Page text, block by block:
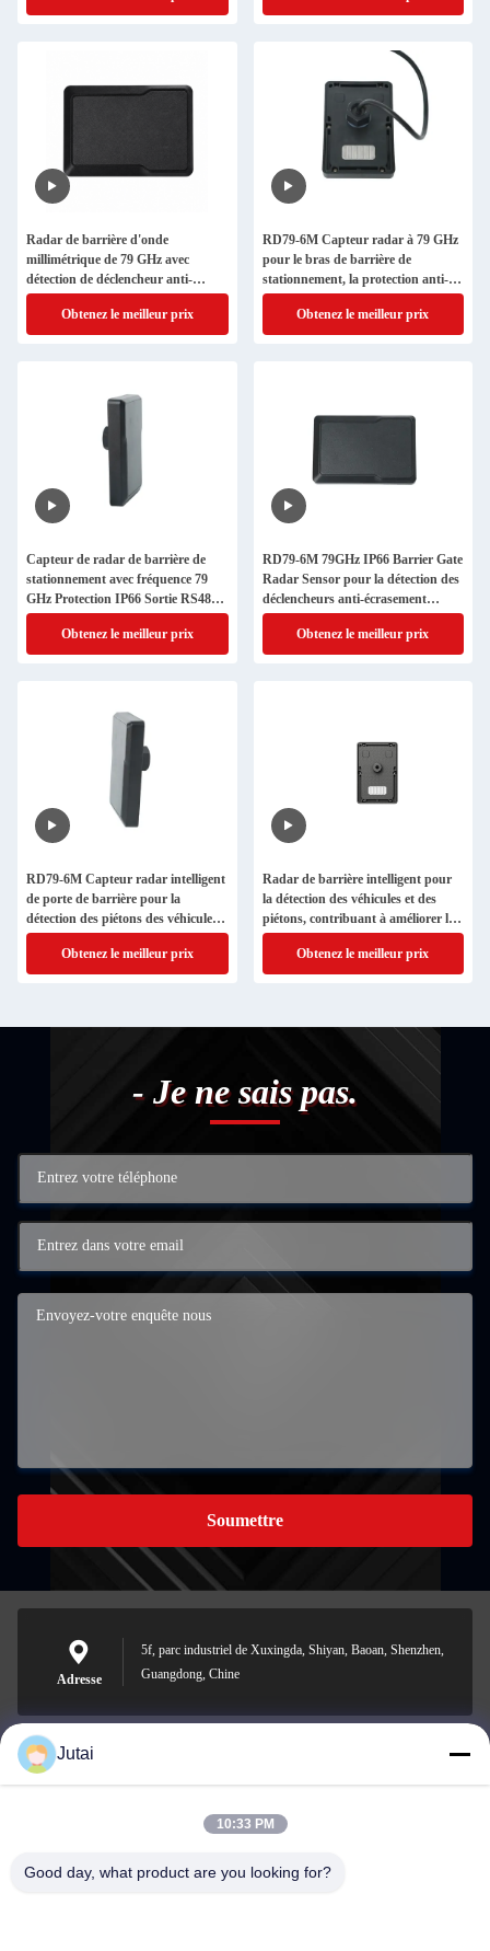
Radar de barrière d'onde
millimétrique de 79 GHz avec
détection de déclencheur anti-
écrasement Bluetooth Débogage et
sortie RS485
Obtenez le meilleur prix
RD79-6M Capteur radar à 79 GHz
pour le bras de barrière de
stationnement, la protection anti-
écrasement et le déclencheur d'accès
au véhiculeObtenez le meilleur prix
Capteur de radar de barrière de
stationnement avec fréquence 79
GHz Protection IP66 Sortie RS485
et réglage Bluetooth
Obtenez le meilleur prix
RD79-6M 79GHz IP66 Barrier Gate
Radar Sensor pour la détection des
déclencheurs anti-écrasement
Sécurité des piétons du véhicule
avec Bluetooth RS485
Obtenez le meilleur prix
RD79-6M Capteur radar intelligent
de porte de barrière pour la
détection des piétons des véhicules,
protection contre les chocs et
contrôle d'accès au stationnement
Obtenez le meilleur prix
Radar de barrière intelligent pour
la détection des véhicules et des
piétons, contribuant à améliorer la
sécurité des bras de barrière et
l'efficacité du contrôle d'accès au
stationnement.
Obtenez le meilleur prix
- Je ne sais pas.
Soumettre
Adresse
5f, parc industriel de Xuxingda, Shiyan, Baoan, Shenzhen,
Guangdong, Chine
jutaisales18@gmail.com
Jutai
10:33 PM
Good day, what product are you looking for?